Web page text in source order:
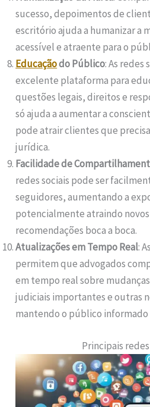
sucesso, depoimentos de
escritório ajuda a humanizar a
acessível e atraente para o
Educaçãodo Público: As redes
excelente plataforma para
questões legais, direitos e
só ajuda a aumentar a
pode atrair clientes que
jurídica.
Facilidade de
redes sociais pode ser
seguidores, aumentando a
potencialmente atraindo
recomendações boca a boca.
Atualizações em Tempo Real:
permitem que advogados
em tempo real sobre
judiciais importantes e outras
mantendo o público informado
Principais